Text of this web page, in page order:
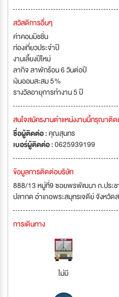
สวัสดิการอื่นๆ
ค่าคอมมิชชั่น
ท่องเที่ยวประจำปี
งานเลี้ยงปีใหม่
ลากิจ ลาพักร้อน 6 วันต่อปี
เงินออมสะสม 5%
รางวัลอายุการทำงาน 5 ปี
สนใจสมัครงานตำแหน่งงานนี้กรุณาติ
ชื่อผู้ติดต่อ :คุณสุนทร
เบอร์ผู้ติดต่อ :0625939199
ข้อมูลการติดต่อบริษัท
888/13 หมู่ที่9 ซอยพรพัฒนา ถ.ประช
ปลากด อำเภอพระสมุทรเจดีย์ จังหวัด
การเดินทาง
ไม่มี